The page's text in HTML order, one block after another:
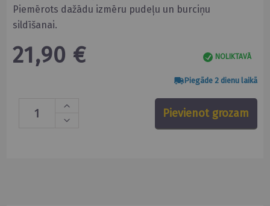
Piemērots dažādu izmēru pudeļu un burciņu
sildīšanai.
21,90 € NOLIKTAVĀ
Piegāde 2 dienu laikā
Pievienot grozam